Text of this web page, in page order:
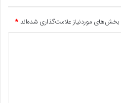
بخش‌های موردنیاز علامت‌گذاری شده‌اند*